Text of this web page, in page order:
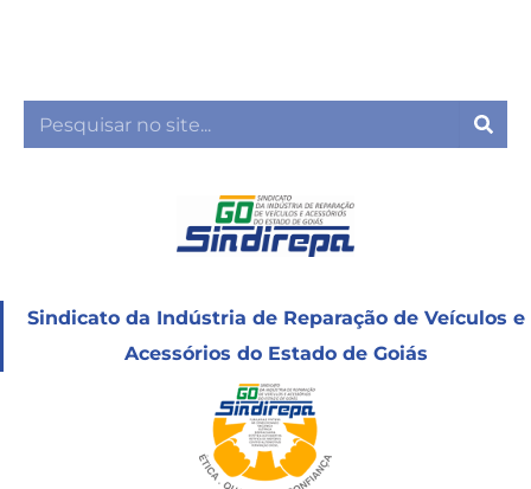
conteúdo
Sindicato da Indústria de Reparação de Veículos e
Acessórios do Estado de Goiás